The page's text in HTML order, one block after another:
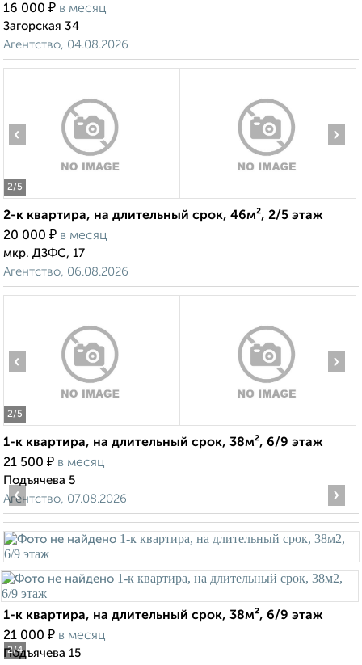
16 000 ₽ в месяц
Загорская 34
Агентство, 04.08.2026
2/5
‹ ›
2-к квартира, на длительный срок, 46м², 2/5 этаж
20 000 ₽ в месяц
мкр. ДЗФС, 17
Агентство, 06.08.2026
2/5
‹ ›
1-к квартира, на длительный срок, 38м², 6/9 этаж
21 500 ₽ в месяц
Подъячева 5
Агентство, 07.08.2026
2/4
‹ ›
1-к квартира, на длительный срок, 38м², 6/9 этаж
21 000 ₽ в месяц
Подъячева 15